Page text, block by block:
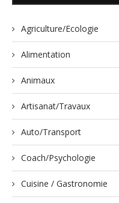
Agriculture/Ecologie
Alimentation
Animaux
Artisanat/Travaux
Auto/Transport
Coach/Psychologie
Cuisine / Gastronomie